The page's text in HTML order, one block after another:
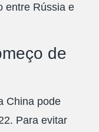
entre Rússia e
de
China pode
Para evitar